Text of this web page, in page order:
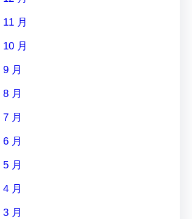
月
月
月
月
月
月
月
月
月